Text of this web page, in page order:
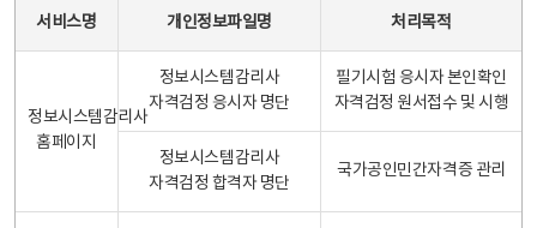
서비스명 개인정보파일명 처리목적
정보시스템감리사
홈페이지
정보시스템감리사
자격검정 응시자 명단
필기시험 응시자 본인확인
자격검정 원서접수 및 시행
정보시스템감리사
자격검정 합격자 명단
국가공인민간자격증 관리